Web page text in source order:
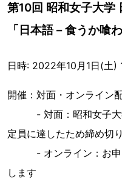
第10回 昭和女子大学
「日本語 – 食うか喰
日時: 2022年10月1日(土)
開催：対面・オンライン
- 対面：昭和女子大
定員に達したため締め切
- オンライン：お申し
します